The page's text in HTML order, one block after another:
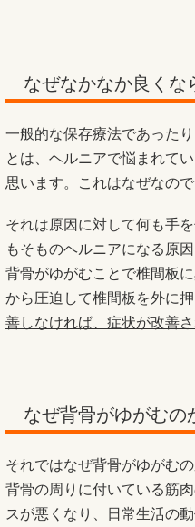
なぜなかなか良くな
一般的な保存療法であった
とは、ヘルニアで悩まれて
思います。これはなぜなの
それは原因に対して何も手
もそものヘルニアになる原
背骨がゆがむことで椎間板
から圧迫して椎間板を外に
善しなければ、症状が改善
なぜ背骨がゆがむの
それではなぜ背骨がゆがむ
背骨の周りに付いている筋
スが悪くなり、日常生活の